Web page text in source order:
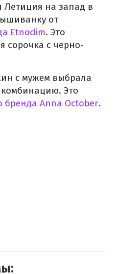
Летиция на запад в
от
Etnodim. Это
сорочка с черно-
с мужем выбрала
Это
бренда Anna October.